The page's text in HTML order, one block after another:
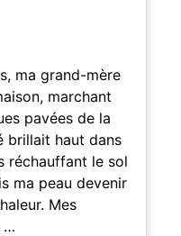
ma grand-mère
marchant
pavées de la
brillait haut dans
réchauffant le sol
ma peau devenir
Mes
…